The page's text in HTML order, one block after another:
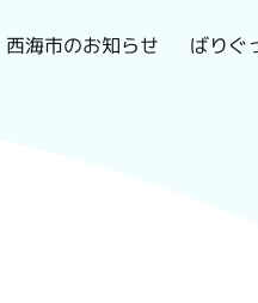
西海市のお知らせ ばりぐ